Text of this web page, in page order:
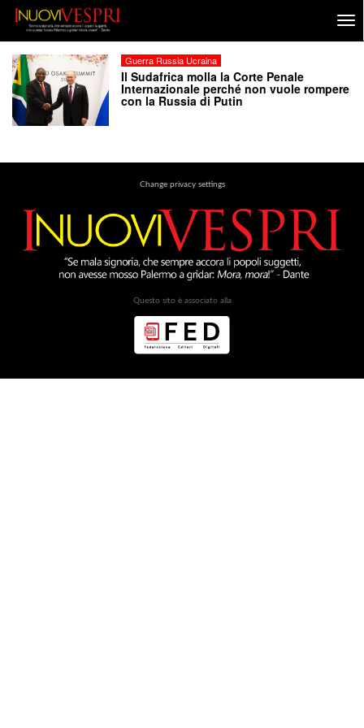
Guerra Russia Ucraina
Il Sudafrica molla la Corte Penale
Internazionale perché non vuole rompere
con la Russia di Putin
Change privacy settings
Questo sito è associato alla